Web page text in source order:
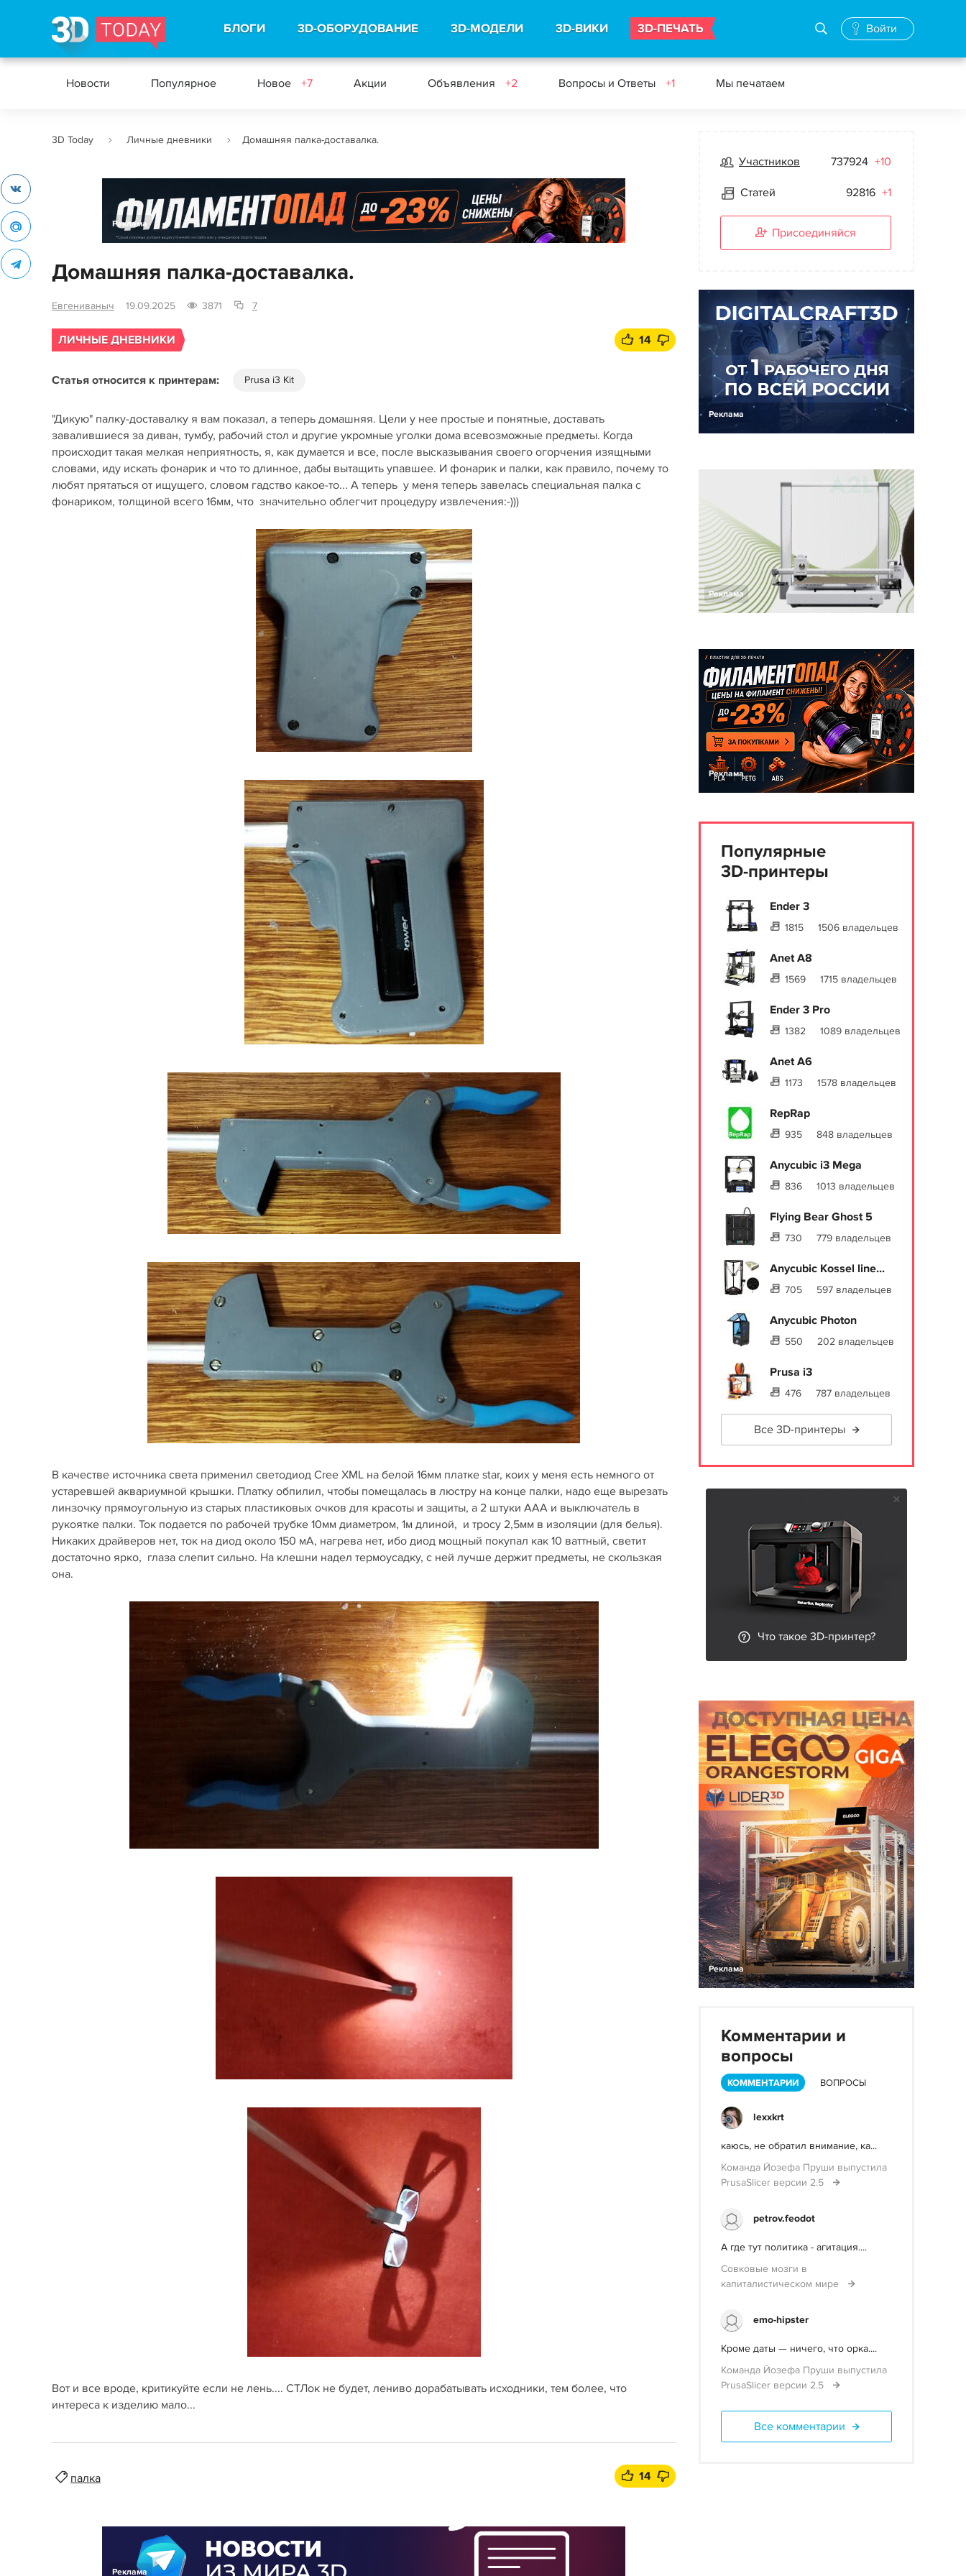
БЛОГИ 3D-ОБОРУДОВАНИЕ 3D-МОДЕЛИ 3D-ВИКИ 3D-ПЕЧАТЬ Войти
Новости Популярное Новое +7 Акции Объявления +2 Вопросы и Ответы +1 Мы печатаем
3D Today Личные дневники Домашняя палка-доставалка.
Реклама
Домашняя палка-доставалка.
Евгениваныч 19.09.2025 3871 7
ЛИЧНЫЕ ДНЕВНИКИ 14
Статья относится к принтерам: Prusa i3 Kit
"Дикую" палку-доставалку я вам показал, а теперь домашняя. Цели у нее простые и понятные, доставать
завалившиеся за диван, тумбу, рабочий стол и другие укромные уголки дома всевозможные предметы. Когда
происходит такая мелкая неприятность, я, как думается и все, после высказывания своего огорчения изящными
словами, иду искать фонарик и что то длинное, дабы вытащить упавшее. И фонарик и палки, как правило, почему то
любят прятаться от ищущего, словом гадство какое-то... А теперь у меня теперь завелась специальная палка с
фонариком, толщиной всего 16мм, что значительно облегчит процедуру извлечения:-)))
В качестве источника света применил светодиод Cree XML на белой 16мм платке star, коих у меня есть немного от
устаревшей аквариумной крышки. Платку обпилил, чтобы помещалась в люстру на конце палки, надо еще вырезать
линзочку прямоугольную из старых пластиковых очков для красоты и защиты, а 2 штуки ААА и выключатель в
рукоятке палки. Ток подается по рабочей трубке 10мм диаметром, 1м длиной, и тросу 2,5мм в изоляции (для белья).
Никаких драйверов нет, ток на диод около 150 мА, нагрева нет, ибо диод мощный покупал как 10 ваттный, светит
достаточно ярко, глаза слепит сильно. На клешни надел термоусадку, с ней лучше держит предметы, не скользкая
она.
Вот и все вроде, критикуйте если не лень.... СТЛок не будет, лениво дорабатывать исходники, тем более, что
интереса к изделию мало...
палка 14
Реклама
Участников 737924 +10
Статей 92816 +1
Присоединяйся
Реклама
Реклама
Реклама
Популярные
3D-принтеры
Ender 3
1815 1506 владельцев
Anet A8
1569 1715 владельцев
Ender 3 Pro
1382 1089 владельцев
Anet A6
1173 1578 владельцев
RepRap
935 848 владельцев
Anycubic i3 Mega
836 1013 владельцев
Flying Bear Ghost 5
730 779 владельцев
Anycubic Kossel line...
705 597 владельцев
Anycubic Photon
550 202 владельцев
Prusa i3
476 787 владельцев
Все 3D-принтеры
Что такое 3D-принтер?
Реклама
Комментарии и
вопросы
КОММЕНТАРИИ ВОПРОСЫ
lexxkrt
каюсь, не обратил внимание, ка...
Команда Йозефа Пруши выпустила
PrusaSlicer версии 2.5
petrov.feodot
А где тут политика - агитация....
Совковые мозги в
капиталистическом мире
emo-hipster
Кроме даты — ничего, что орка....
Команда Йозефа Пруши выпустила
PrusaSlicer версии 2.5
Все комментарии